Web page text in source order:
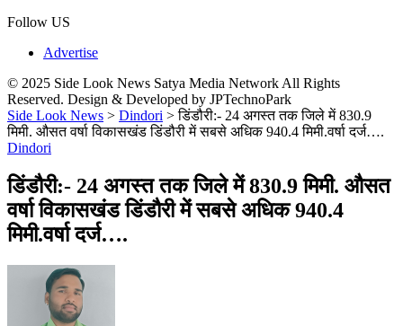
Follow US
Advertise
© 2025 Side Look News Satya Media Network All Rights
Reserved. Design & Developed by JPTechnoPark
Side Look News > Dindori >डिंडौरी:- 24 अगस्त तक जिले में 830.9
मिमी. औसत वर्षा विकासखंड डिंडौरी में सबसे अधिक 940.4 मिमी.वर्षा दर्ज….
Dindori
डिंडौरी:- 24 अगस्त तक जिले में 830.9 मिमी. औसत
वर्षा विकासखंड डिंडौरी में सबसे अधिक 940.4
मिमी.वर्षा दर्ज….